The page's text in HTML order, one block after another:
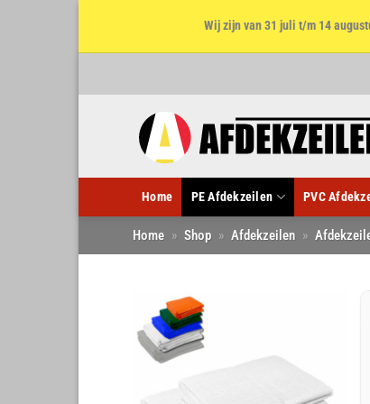
Wij zijn van 31 juli t/m 14
Home PE Afdekzeilen PVC
Home » Shop » Afdekzeilen »